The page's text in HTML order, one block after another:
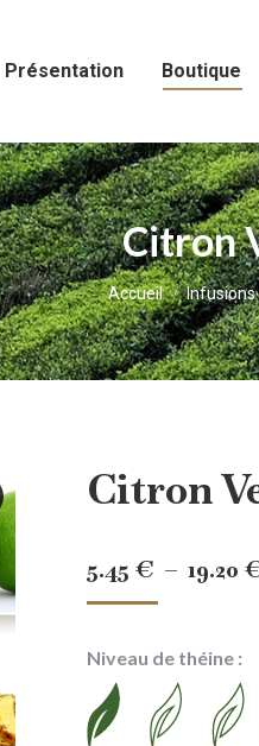
Présentation Boutique
Citron
Vous êtes ici :
Accueil Infusions
Citron
5.45 € – 19.20
Niveau de théine :